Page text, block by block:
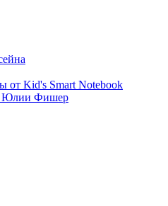
от Kid's Smart Notebook
Юлии Фишер